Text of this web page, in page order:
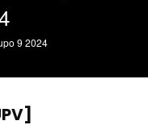
9 2024